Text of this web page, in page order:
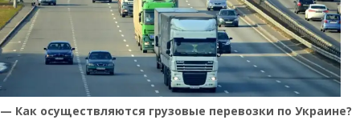
— Как осуществляются грузовые перевозки по Украине?